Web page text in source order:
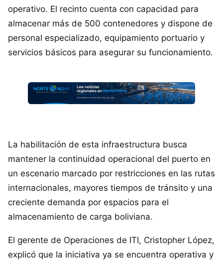
operativo. El recinto cuenta con capacidad para
almacenar más de 500 contenedores y dispone de
personal especializado, equipamiento portuario y
servicios básicos para asegurar su funcionamiento.
La habilitación de esta infraestructura busca
mantener la continuidad operacional del puerto en
un escenario marcado por restricciones en las rutas
internacionales, mayores tiempos de tránsito y una
creciente demanda por espacios para el
almacenamiento de carga boliviana.
El gerente de Operaciones de ITI, Cristopher López,
explicó que la iniciativa ya se encuentra operativa y